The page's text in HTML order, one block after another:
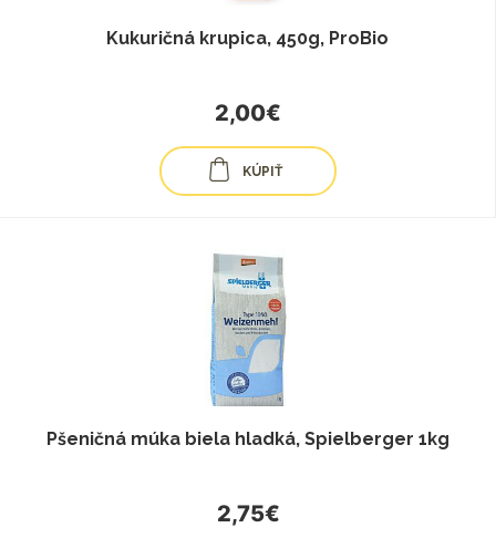
Kukuričná krupica, 450g, ProBio
2,00€
KÚPIŤ
Pšeničná múka biela hladká, Spielberger 1kg
2,75€